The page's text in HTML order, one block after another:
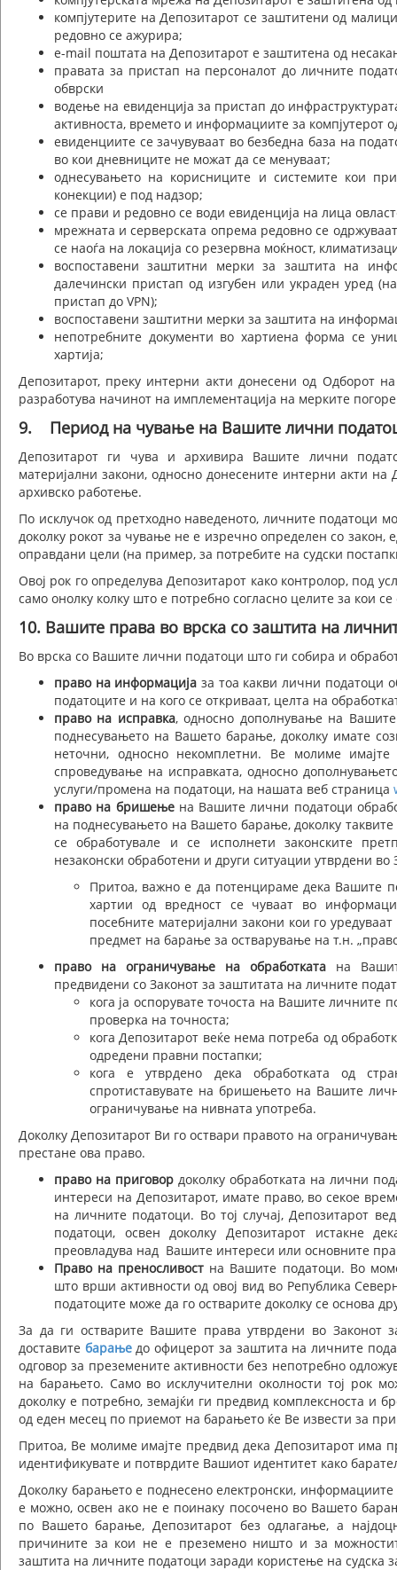
компјутерите на Депозитарот се заштитени од
редовно се ажурира;
e-mail поштата на Депозитарот е заштитена од
правата за пристап на персоналот до личните
обврски
водење на евиденција за пристап до
активноста, времето и информациите за компјутерот
евиденциите се зачувуваат во безбедна база на
во кои дневниците не можат да се менуваат;
однесувањето на корисниците и системите кои
конекции) е под надзор;
се прави и редовно се води евиденција на лица
мрежната и серверската опрема редовно се
се наоѓа на локација со резервна моќност,
воспоставени заштитни мерки за заштита на
далечински пристап од изгубен или украден уред
пристап до VPN);
воспоставени заштитни мерки за заштита на
непотребните документи во хартиена форма се
хартија;
Депозитарот, преку интерни акти донесени од Одборот
разработува начинот на имплементација на мерките
9. Период на чување на Вашите лични
Депозитарот ги чува и архивира Вашите лични
материјални закони, односно донесените интерни акти
архивско работење.
По исклучок од претходно наведеното, личните податоци
доколку рокот за чување не е изречно определен со закон,
оправдани цели (на пример, за потребите на судски
Овој рок го определува Депозитарот како контролор, под
само онолку колку што е потребно согласно целите за кои се
10. Вашите права во врска со заштита на
Во врска со Вашите лични податоци што ги собира и
право на информација за тоа какви лични податоци
податоците и на кого се откриваат, целта на
право на исправка, односно дополнување на
поднесувањето на Вашето барање, доколку имате
неточни, односно некомплетни. Ве молиме
спроведување на исправката, односно
услуги/промена на податоци, на нашата веб страница
право на бришењена Вашите лични податоци
на поднесувањето на Вашето барање, доколку
се обработувале и се исполнети законските
незаконски обработени и други ситуации утврдени
Притоа, важно е да потенцираме дека Вашите
хартии од вредност се чуваат во
посебните материјални закони кои го
предмет на барање за остварување на т.н.
право на ограничување на обработкатана
предвидени со Законот за заштитата на личните
кога ја оспорувате точоста на Вашите личните
проверка на точноста;
кога Депозитарот веќе нема потреба од
одредени правни постапки;
кога е утврдено дека обработката од
спротиставувате на бришењето на Вашите
ограничување на нивната употреба.
Доколку Депозитарот Ви го оствари правото на
престане ова право.
право на приговор доколку обработката на лични
интереси на Депозитарот, имате право, во секое
на личните податоци. Во тој случај, Депозитарот
податоци, освен доколку Депозитарот истакне
преовладува над Вашите интереси или основните
Право на преносливост на Вашите податоци. Во
што врши активности од овој вид во Република
податоците може да го остварите доколку се основа
За да ги остварите Вашите права утврдени во Законот
доставите барањедо офицерот за заштита на личните
одговор за преземените активности без непотребно
на барањето. Само во исклучителни околности тој рок
доколку е потребно, земајќи ги предвид комплексноста и
од еден месец по приемот на барањето ќе Ве извести за
Притоа, Ве молиме имајте предвид дека Депозитарот има
идентификувате и потврдите Вашиот идентитет како
Доколку барањето е поднесено електронски,
е можно, освен ако не е поинаку посочено во Вашето
по Вашето барање, Депозитарот без одлагање, а
причините за кои не е преземено ништо и за
заштита на личните податоци заради користење на судска